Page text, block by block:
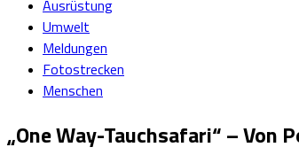
Ausrüstung
Umwelt
Meldungen
Fotostrecken
Menschen
„One Way-Tauchsafari“ – Von